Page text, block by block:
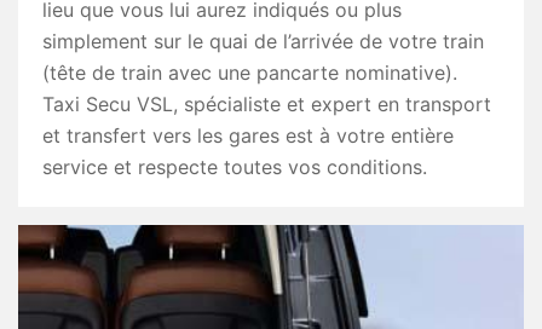
lieu que vous lui aurez indiqués ou plus
simplement sur le quai de l’arrivée de votre train
(tête de train avec une pancarte nominative).
Taxi Secu VSL, spécialiste et expert en transport
et transfert vers les gares est à votre entière
service et respecte toutes vos conditions.